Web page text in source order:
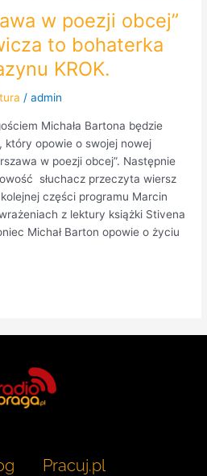
w poezji obcej”
to bohaterka
KROK.
/admin
Michała Bartona będzie
który opowie o swojej nowej
w poezji obcej”. Następnie
słuchacz przeczyta wiersz
części programu Marcin
z lektury książki Stivena
Michał Barton opowie o życiu
Pracuj.pl